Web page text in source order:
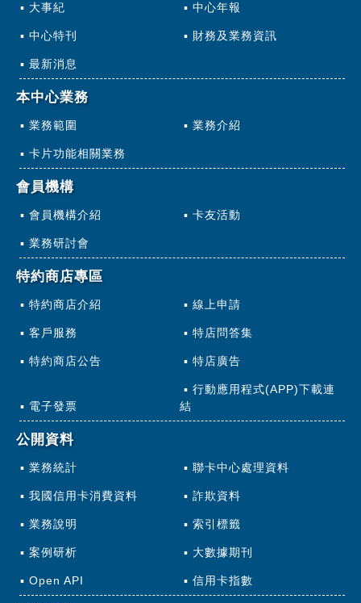
大事紀 中心年報
中心特刊 財務及業務資訊
最新消息
本中心業務
業務範圍 業務介紹
卡片功能相關業務
會員機構
會員機構介紹 卡友活動
業務研討會
特約商店專區
特約商店介紹 線上申請
客戶服務 特店問答集
特約商店公告 特店廣告
電子發票
行動應用程式(APP)下載連
結
公開資料
業務統計 聯卡中心處理資料
我國信用卡消費資料 詐欺資料
業務說明 索引標籤
案例研析 大數據期刊
Open API 信用卡指數